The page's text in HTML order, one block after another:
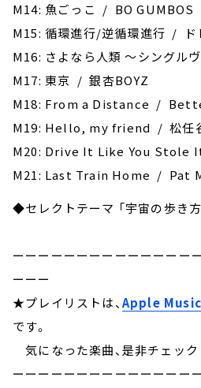
M14: 魚ごっこ / BO GUMBOS
M15: 循環進行/逆循環進行 / ド
M16: さよなら人類 ～シングル
M17: 東京 / 銀杏BOYZ
M18: From a Distance /
M19: Hello, my friend / 松任
M20: Drive It Like You
M21: Last Train Home / Pat
◆セレクトテーマ 「宇宙の歩き方
ーーーーーーーーーーーーーー
ーーー
★プレイリストは、Apple Music
です。
気になった楽曲、是非チェック
ーーーーーーーーーーーーーー